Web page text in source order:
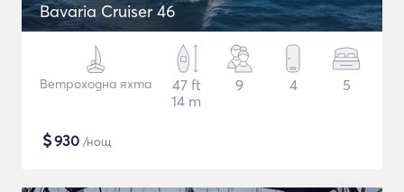
Bavaria Cruiser 46
Ветроходна яхта
47 ft
14 m
9 4 5
$930 /нощ